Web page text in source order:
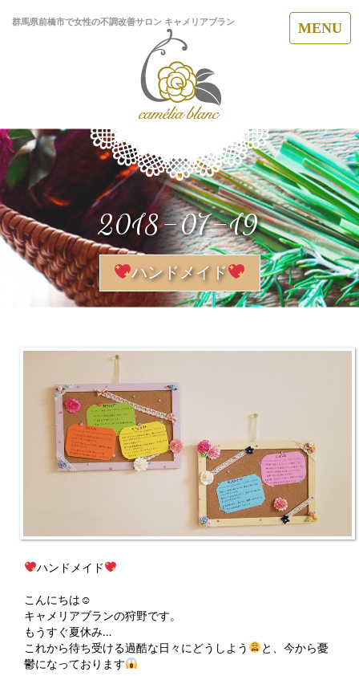
群馬県前橋市で女性の不調改善サロン キャメリアブラン MENU
2018-07-19
ハンドメイド
ハンドメイド
こんにちは☺
キャメリアブランの狩野です。
もうすぐ夏休み…
これから待ち受ける過酷な日々にどうしよう
と、今から憂
鬱になっております